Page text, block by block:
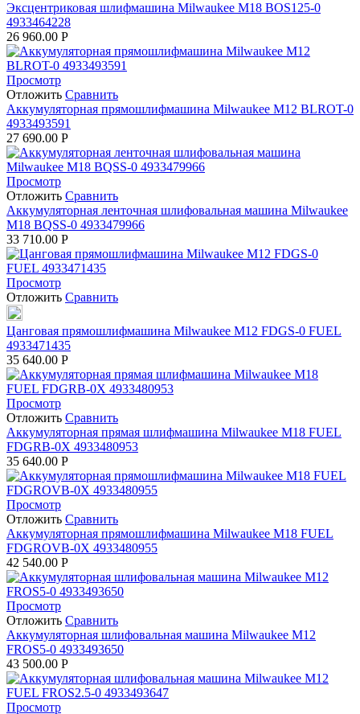
Эксцентриковая шлифмашина Milwaukee M18 BOS125-0
4933464228
26 960.00 Р
Просмотр
Отложить Сравнить
Аккумуляторная прямошлифмашина Milwaukee M12 BLROT-0
4933493591
27 690.00 Р
Просмотр
Отложить Сравнить
Аккумуляторная ленточная шлифовальная машина Milwaukee
M18 BQSS-0 4933479966
33 710.00 Р
Просмотр
Отложить Сравнить
Цанговая прямошлифмашина Milwaukee M12 FDGS-0 FUEL
4933471435
35 640.00 Р
Просмотр
Отложить Сравнить
Аккумуляторная прямая шлифмашина Milwaukee M18 FUEL
FDGRB-0X 4933480953
35 640.00 Р
Просмотр
Отложить Сравнить
Аккумуляторная прямошлифмашина Milwaukee M18 FUEL
FDGROVB-0X 4933480955
42 540.00 Р
Просмотр
Отложить Сравнить
Аккумуляторная шлифовальная машина Milwaukee M12
FROS5-0 4933493650
43 500.00 Р
Просмотр